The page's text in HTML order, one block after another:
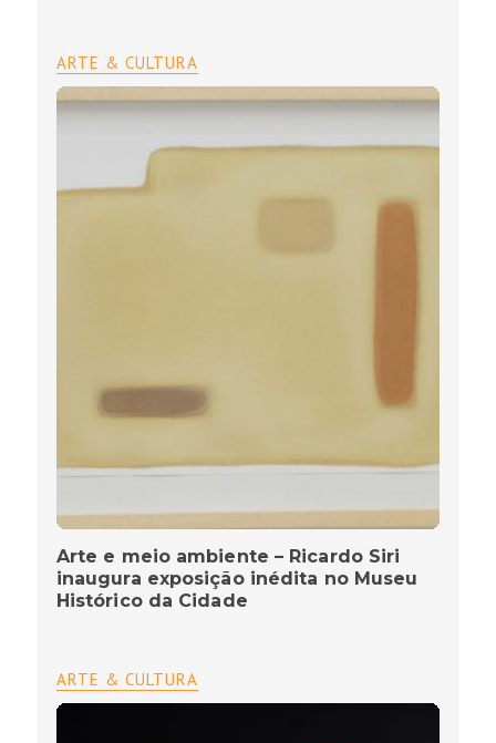
ARTE & CULTURA
Arte e meio ambiente – Ricardo Siri
inaugura exposição inédita no Museu
Histórico da Cidade
ARTE & CULTURA